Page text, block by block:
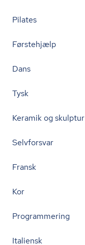
Pilates
Førstehjælp
Dans
Tysk
Keramik og skulptur
Selvforsvar
Fransk
Kor
Programmering
Italiensk